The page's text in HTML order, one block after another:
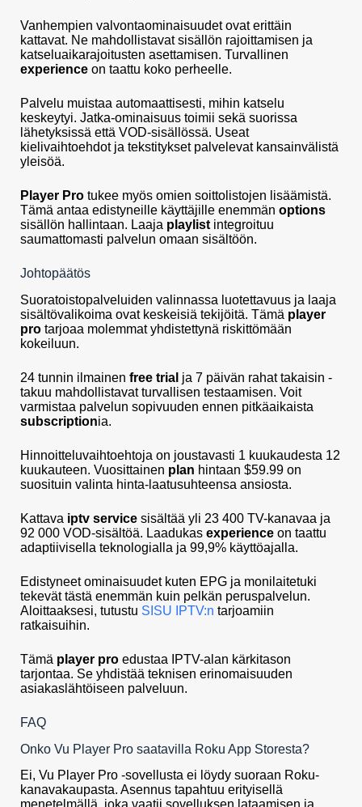
Vanhempien valvontaominaisuudet ovat erittäin
kattavat. Ne mahdollistavat sisällön rajoittamisen ja
katseluaikarajoitusten asettamisen. Turvallinen
experience on taattu koko perheelle.
Palvelu muistaa automaattisesti, mihin katselu
keskeytyi. Jatka-ominaisuus toimii sekä suorissa
lähetyksissä että VOD-sisällössä. Useat
kielivaihtoehdot ja tekstitykset palvelevat kansainvälistä
yleisöä.
Player Pro tukee myös omien soittolistojen lisäämistä.
Tämä antaa edistyneille käyttäjille enemmän options
sisällön hallintaan. Laaja playlist integroituu
saumattomasti palvelun omaan sisältöön.
Johtopäätös
Suoratoistopalveluiden valinnassa luotettavuus ja laaja
sisältövalikoima ovat keskeisiä tekijöitä. Tämä player
pro tarjoaa molemmat yhdistettynä riskittömään
kokeiluun.
24 tunnin ilmainen free trial ja 7 päivän rahat takaisin -
takuu mahdollistavat turvallisen testaamisen. Voit
varmistaa palvelun sopivuuden ennen pitkäaikaista
subscriptionia.
Hinnoitteluvaihtoehtoja on joustavasti 1 kuukaudesta 12
kuukauteen. Vuosittainen plan hintaan $59.99 on
suosituin valinta hinta-laatusuhteensa ansiosta.
Kattava iptv service sisältää yli 23 400 TV-kanavaa ja
92 000 VOD-sisältöä. Laadukas experience on taattu
adaptiivisella teknologialla ja 99,9% käyttöajalla.
Edistyneet ominaisuudet kuten EPG ja monilaitetuki
tekevät tästä enemmän kuin pelkän peruspalvelun.
Aloittaaksesi, tutustu SISU IPTV:n tarjoamiin
ratkaisuihin.
Tämä player pro edustaa IPTV-alan kärkitason
tarjontaa. Se yhdistää teknisen erinomaisuuden
asiakaslähtöiseen palveluun.
FAQ
Onko Vu Player Pro saatavilla Roku App Storesta?
Ei, Vu Player Pro -sovellusta ei löydy suoraan Roku-
kanavakaupasta. Asennus tapahtuu erityisellä